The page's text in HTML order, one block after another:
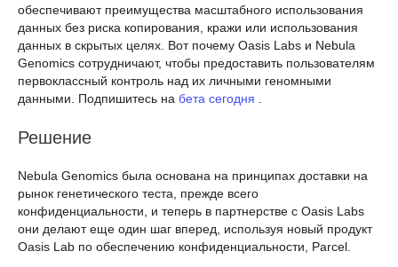
обеспечивают преимущества масштабного использования
данных без риска копирования, кражи или использования
данных в скрытых целях. Вот почему Oasis Labs и Nebula
Genomics сотрудничают, чтобы предоставить пользователям
первоклассный контроль над их личными геномными
данными. Подпишитесь на бета сегодня
Решение
Nebula Genomics была основана на принципах доставки на
рынок генетического теста, прежде всего
конфиденциальности, и теперь в партнерстве с Oasis Labs
они делают еще один шаг вперед, используя новый продукт
Oasis Lab по обеспечению конфиденциальности, Parcel.